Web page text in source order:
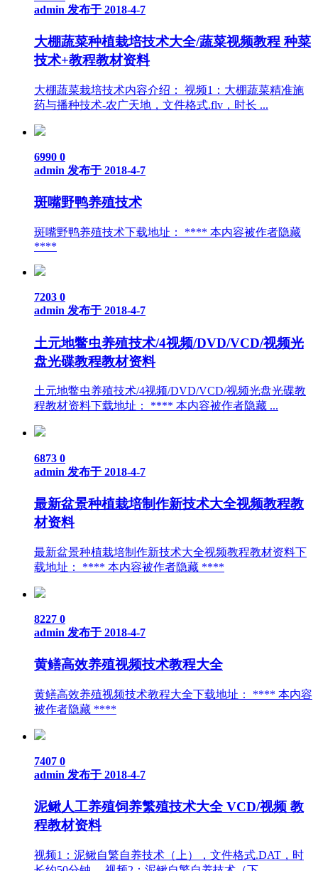
admin 发布于 2018-4-7
大棚蔬菜种植栽培技术大全/蔬菜视频教程 种菜
技术+教程教材资料
大棚蔬菜栽培技术内容介绍： 视频1：大棚蔬菜精准施
药与播种技术-农广天地，文件格式.flv，时长 ...
6990 0
admin 发布于 2018-4-7
斑嘴野鸭养殖技术
斑嘴野鸭养殖技术下载地址： **** 本内容被作者隐藏
****
7203 0
admin 发布于 2018-4-7
土元地鳖虫养殖技术/4视频/DVD/VCD/视频光
盘光碟教程教材资料
土元地鳖虫养殖技术/4视频/DVD/VCD/视频光盘光碟教
程教材资料下载地址： **** 本内容被作者隐藏 ...
6873 0
admin 发布于 2018-4-7
最新盆景种植栽培制作新技术大全视频教程教
材资料
最新盆景种植栽培制作新技术大全视频教程教材资料下
载地址： **** 本内容被作者隐藏 ****
8227 0
admin 发布于 2018-4-7
黄鳝高效养殖视频技术教程大全
黄鳝高效养殖视频技术教程大全下载地址： **** 本内容
被作者隐藏 ****
7407 0
admin 发布于 2018-4-7
泥鳅人工养殖饲养繁殖技术大全 VCD/视频 教
程教材资料
视频1：泥鳅自繁自养技术（上），文件格式.DAT，时